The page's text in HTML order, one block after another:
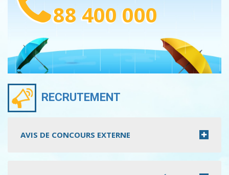
88 400 000
RECRUTEMENT
AVIS DE CONCOURS EXTERNE